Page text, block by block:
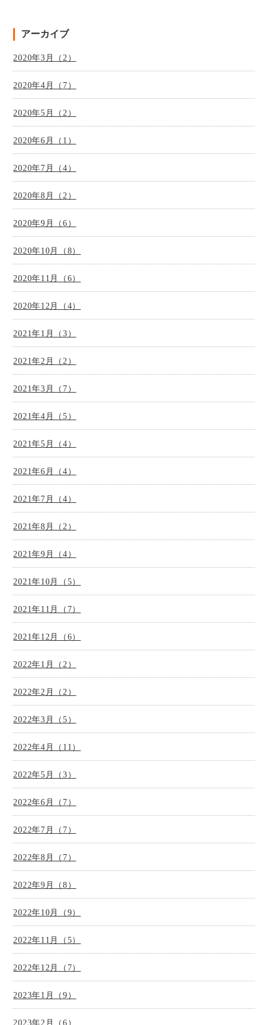
アーカイブ
2020年3月（2）
2020年4月（7）
2020年5月（2）
2020年6月（1）
2020年7月（4）
2020年8月（2）
2020年9月（6）
2020年10月（8）
2020年11月（6）
2020年12月（4）
2021年1月（3）
2021年2月（2）
2021年3月（7）
2021年4月（5）
2021年5月（4）
2021年6月（4）
2021年7月（4）
2021年8月（2）
2021年9月（4）
2021年10月（5）
2021年11月（7）
2021年12月（6）
2022年1月（2）
2022年2月（2）
2022年3月（5）
2022年4月（11）
2022年5月（3）
2022年6月（7）
2022年7月（7）
2022年8月（7）
2022年9月（8）
2022年10月（9）
2022年11月（5）
2022年12月（7）
2023年1月（9）
2023年2月（6）